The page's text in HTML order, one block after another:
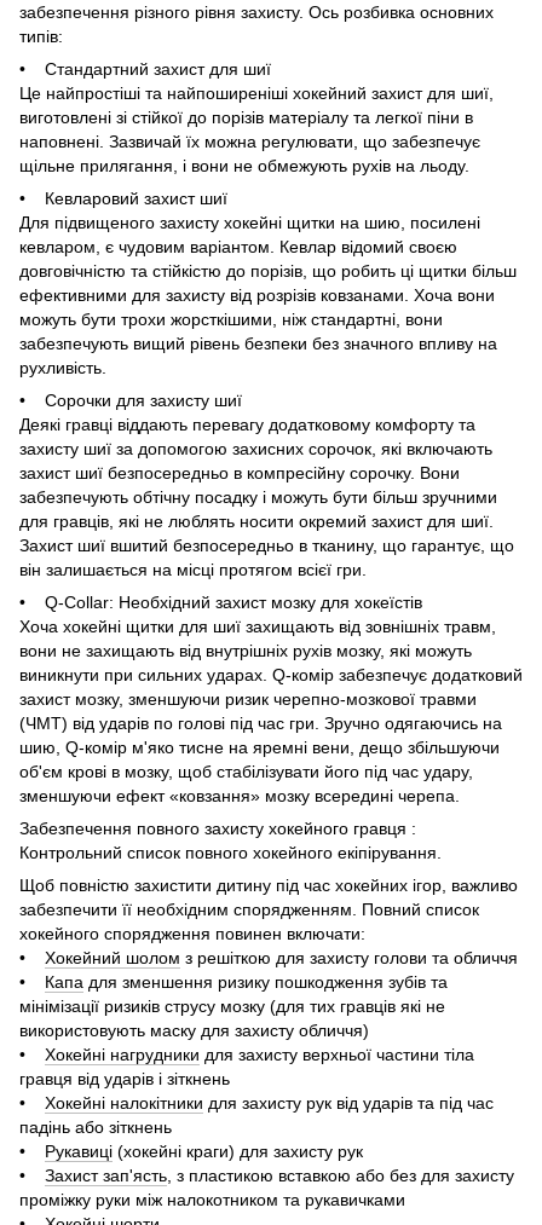
забезпечення різного рівня захисту. Ось розбивка основних
типів:
• Стандартний захист для шиї
Це найпростіші та найпоширеніші хокейний захист для шиї,
виготовлені зі стійкої до порізів матеріалу та легкої піни в
наповнені. Зазвичай їх можна регулювати, що забезпечує
щільне прилягання, і вони не обмежують рухів на льоду.
• Кевларовий захист шиї
Для підвищеного захисту хокейні щитки на шию, посилені
кевларом, є чудовим варіантом. Кевлар відомий своєю
довговічністю та стійкістю до порізів, що робить ці щитки більш
ефективними для захисту від розрізів ковзанами. Хоча вони
можуть бути трохи жорсткішими, ніж стандартні, вони
забезпечують вищий рівень безпеки без значного впливу на
рухливість.
• Сорочки для захисту шиї
Деякі гравці віддають перевагу додатковому комфорту та
захисту шиї за допомогою захисних сорочок, які включають
захист шиї безпосередньо в компресійну сорочку. Вони
забезпечують обтічну посадку і можуть бути більш зручними
для гравців, які не люблять носити окремий захист для шиї.
Захист шиї вшитий безпосередньо в тканину, що гарантує, що
він залишається на місці протягом всієї гри.
• Q-Collar: Необхідний захист мозку для хокеїстів
Хоча хокейні щитки для шиї захищають від зовнішніх травм,
вони не захищають від внутрішніх рухів мозку, які можуть
виникнути при сильних ударах. Q-комір забезпечує додатковий
захист мозку, зменшуючи ризик черепно-мозкової травми
(ЧМТ) від ударів по голові під час гри. Зручно одягаючись на
шию, Q-комір м'яко тисне на яремні вени, дещо збільшуючи
об'єм крові в мозку, щоб стабілізувати його під час удару,
зменшуючи ефект «ковзання» мозку всередині черепа.
Забезпечення повного захисту хокейного гравця :
Контрольний список повного хокейного екіпірування.
Щоб повністю захистити дитину під час хокейних ігор, важливо
забезпечити її необхідним спорядженням. Повний список
хокейного спорядження повинен включати:
• Хокейний шолом з решіткою для захисту голови та обличчя
• Капа для зменшення ризику пошкодження зубів та
мінімізації ризиків струсу мозку (для тих гравців які не
використовують маску для захисту обличчя)
• Хокейні нагрудники для захисту верхньої частини тіла
гравця від ударів і зіткнень
• Хокейні налокітники для захисту рук від ударів та під час
падінь або зіткнень
• Рукавиці (хокейні краги) для захисту рук
• Захист зап'ясть, з пластикою вставкою або без для захисту
проміжку руки між налокотником та рукавичками